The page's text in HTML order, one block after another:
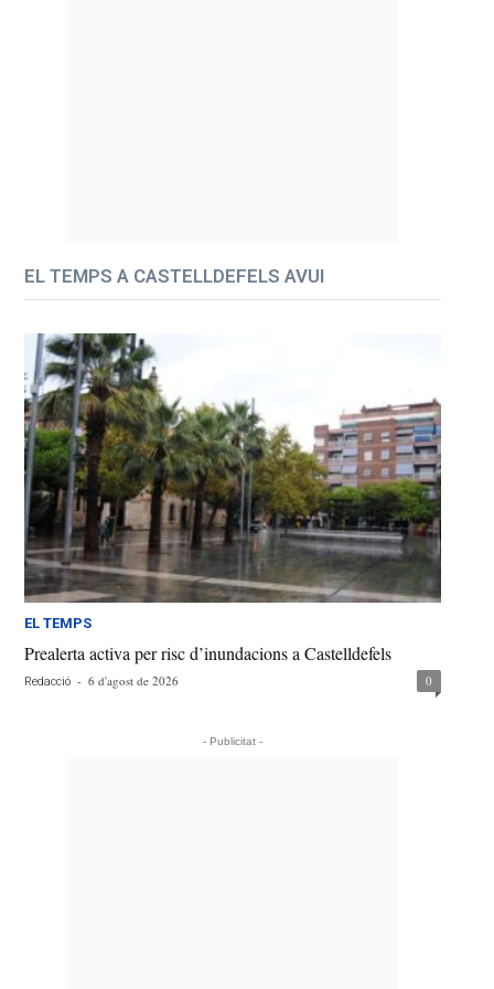
EL TEMPS A CASTELLDEFELS AVUI
EL TEMPS
Prealerta activa per risc d’inundacions a Castelldefels
Redacció - 6 d'agost de 2026 0
- Publicitat -